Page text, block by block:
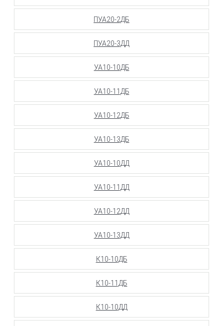
ПУА20-2ДБ
ПУА20-3ДД
УА10-10ДБ
УА10-11ДБ
УА10-12ДБ
УА10-13ДБ
УА10-10ДД
УА10-11ДД
УА10-12ДД
УА10-13ДД
К10-10ДБ
К10-11ДБ
К10-10ДД